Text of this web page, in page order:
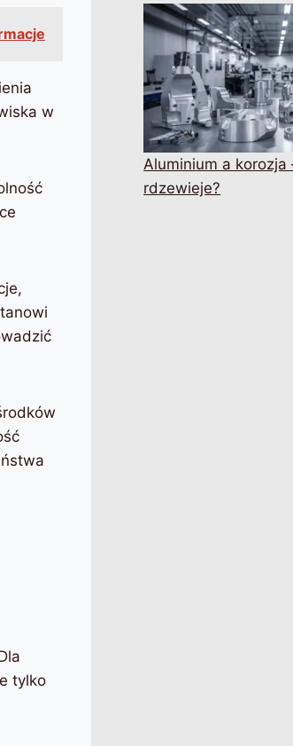
w
tylko
Aluminium a korozja
rdzewieje?